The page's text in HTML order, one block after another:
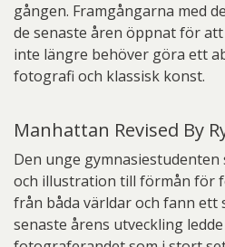
gången. Framgångarna med
de senaste åren öppnat för
inte längre behöver göra ett
fotografi och klassisk konst.
Manhattan Revised By
Den unge
och illustration till förmån för
från båda världar och fann ett
senaste årens utveckling